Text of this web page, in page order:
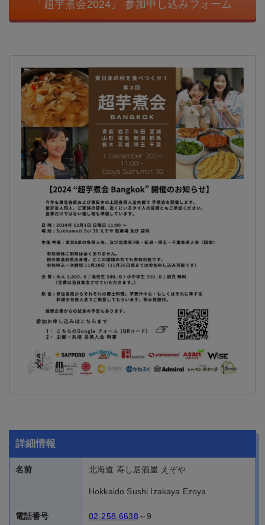
詳細情報
名前 北海道 寿し居酒屋 えぞや
電話番号 02-258-6638～9